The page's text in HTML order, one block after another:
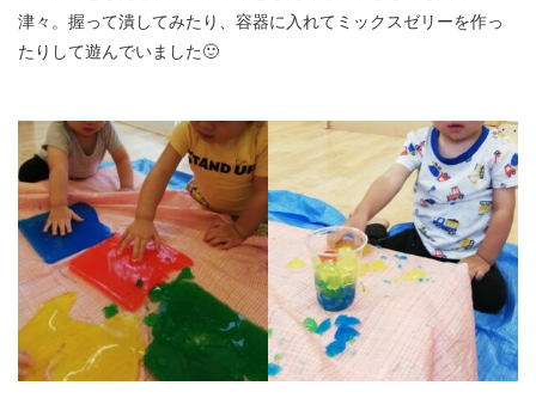
津々。握って潰してみたり、容器に入れてミックスゼリーを作っ
たりして遊んでいました🙂